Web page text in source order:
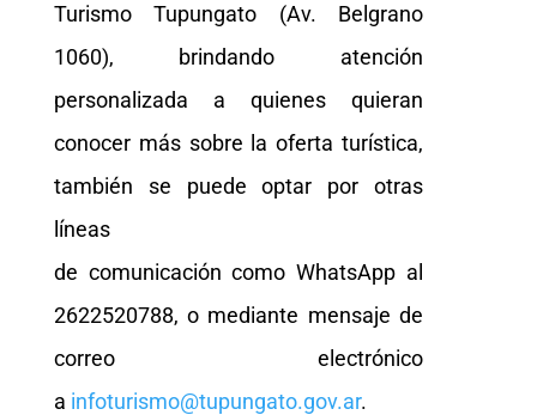
Turismo Tupungato (Av. Belgrano
1060), brindando atención
personalizada a quienes quieran
conocer más sobre la oferta turística,
también se puede optar por otras
líneas
de comunicación como WhatsApp al
2622520788, o mediante mensaje de
correo electrónico
a infoturismo@tupungato.gov.ar.